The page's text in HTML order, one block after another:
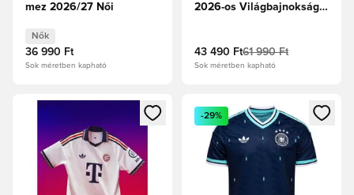
mez 2026/27 Női
Nők
36 990 Ft
Sok méretben kapható
2026-os Világbajnokság
43 490 Ft61 990 Ft
Sok méretben kapható
Megnyit egy modált a bejelentkezéshez vagy a tagként
Megnyit egy modált a
-29%